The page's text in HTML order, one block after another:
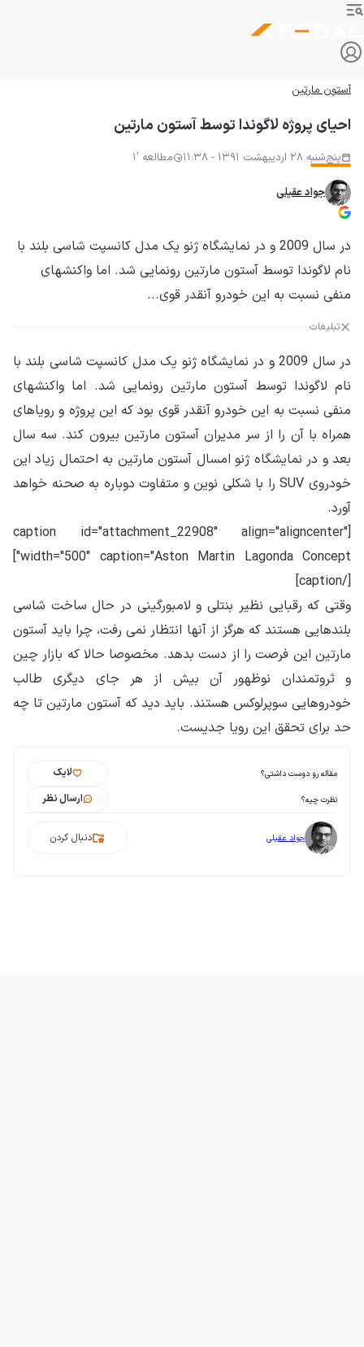
آستون مارتین
احیای پروژه لاگوندا توسط آستون مارتین
پنج‌شنبه 28 اردیبهشت 1391 - 11:38 مطالعه '1
جواد عقیلی
در سال 2009 و در نمایشگاه ژنو یک مدل کانسپت شاسی بلند با
نام لاگوندا توسط آستون مارتین رونمایی شد. اما واکنشهای
منفی نسبت به این خودرو آنقدر قوی...
تبلیغات
در سال 2009 و در نمایشگاه ژنو یک مدل کانسپت شاسی بلند با
نام لاگوندا توسط آستون مارتین رونمایی شد. اما واکنشهای
منفی نسبت به این خودرو آنقدر قوی بود که این پروژه و رویاهای
همراه با آن را از سر مدیران آستون مارتین بیرون کند. سه سال
بعد و در نمایشگاه ژنو امسال آستون مارتین به احتمال زیاد این
خودروی SUV را با شکلی نوین و متفاوت دوباره به صحنه خواهد
آورد.
[caption id="attachment_22908" align="aligncenter"
width="500" caption="Aston Martin Lagonda Concept"]
[/caption]
وقتی که رقبایی نظیر بنتلی و لامبورگینی در حال ساخت شاسی
بلندهایی هستند که هرگز از آنها انتظار نمی رفت، چرا باید آستون
مارتین این فرصت را از دست بدهد. مخصوصا حالا که بازار چین
و ثروتمندان نوظهور آن بیش از هر جای دیگری طالب
خودروهایی سوپرلوکس هستند. باید دید که آستون مارتین تا چه
حد برای تحقق این رویا جدیست.
مقاله رو دوست داشتی؟ لایک
نظرت چیه؟ ارسال نظر
جواد عقیلی دنبال کردن